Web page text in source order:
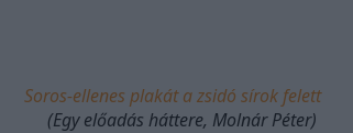
Soros-ellenes plakát a zsidó sírok felett
(Egy előadás háttere, Molnár Péter)